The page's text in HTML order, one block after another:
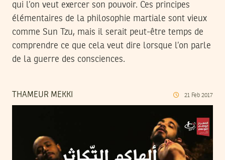
qui l’on veut exercer son pouvoir. Ces principes
élémentaires de la philosophie martiale sont vieux
comme Sun Tzu, mais il serait peut-être temps de
comprendre ce que cela veut dire lorsque l’on parle
de la guerre des consciences.
THAMEUR MEKKI 21 Feb 2017